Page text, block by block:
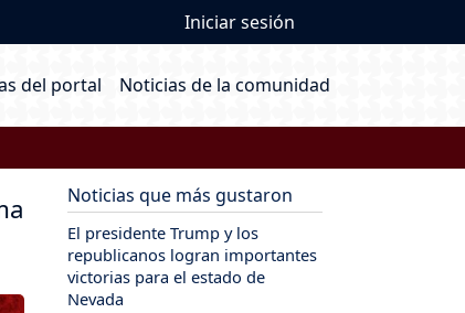
User account
Iniciar sesión
navigation
del portal Noticias de la comunidad
Noticias que más gustaron
El presidente Trump y los
republicanos logran importantes
victorias para el estado de
Nevada